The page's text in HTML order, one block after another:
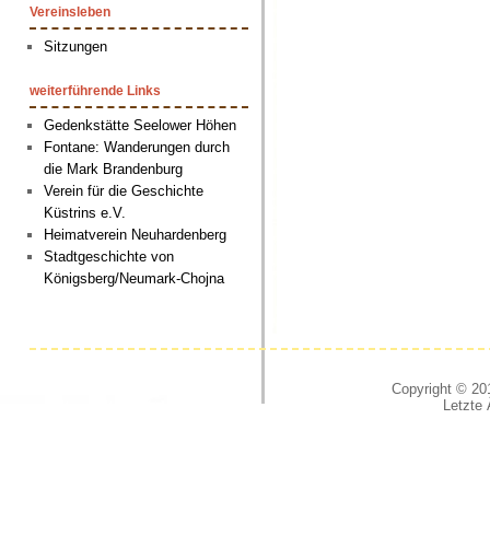
Vereinsleben
Sitzungen
weiterführende Links
Gedenkstätte Seelower Höhen
Fontane: Wanderungen durch
die Mark Brandenburg
Verein für die Geschichte
Küstrins e.V.
Heimatverein Neuhardenberg
Stadtgeschichte von
Königsberg/Neumark-Chojna
Copyright ©
Letzte